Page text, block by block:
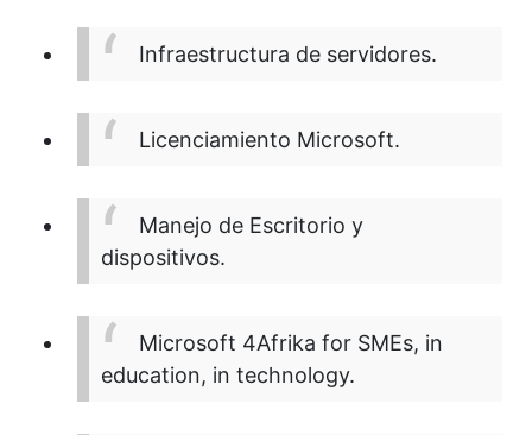
Infraestructura de servidores.
Licenciamiento Microsoft.
Manejo de Escritorio y
dispositivos.
Microsoft 4Afrika for SMEs, in
education, in technology.